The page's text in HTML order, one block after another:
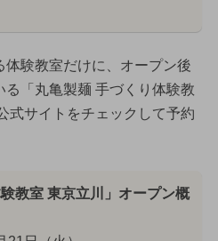
体験教室だけに、オープン後
「丸亀製麺 手づくり体験教
式サイトをチェックして予約
教室 東京立川」オープン概